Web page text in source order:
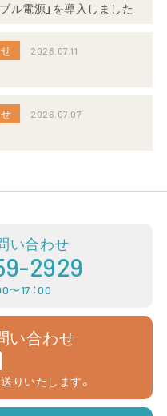
ル電源」を導入しました
2026.07.11
2026.07.07
い合わせ
2929
〜17：00
い合わせ
りいたします。